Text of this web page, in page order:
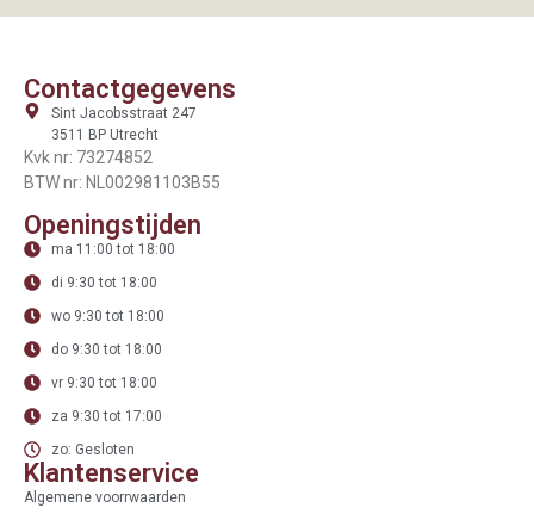
Contactgegevens
Sint Jacobsstraat 247
3511 BP Utrecht
Kvk nr: 73274852
BTW nr: NL002981103B55
Openingstijden
ma 11:00 tot 18:00
di 9:30 tot 18:00
wo 9:30 tot 18:00
do 9:30 tot 18:00
vr 9:30 tot 18:00
za 9:30 tot 17:00
zo: Gesloten
Klantenservice
Algemene voorrwaarden